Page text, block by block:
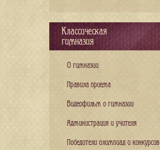
Классическая
гимназия
О гимназии
Правила приема
Видеофильм о гимназии
Администрация и учителя
Победители олимпиад и конкурсов